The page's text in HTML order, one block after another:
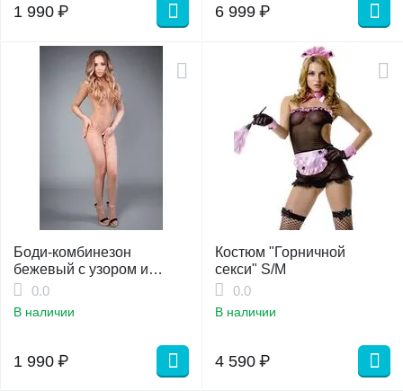
1 990 ₽ 6 999 ₽
Боди-комбинезон
бежевый с узором и
длинным рукавом, S/L
0.0
В наличии
1 990 ₽
Костюм "Горничной
секси" S/M
0.0
В наличии
4 590 ₽